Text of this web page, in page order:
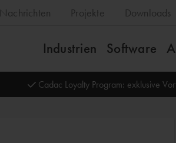
Nachrichten Projekte Downloads
Industrien Software
Cadac Loyalty Program: exklusive